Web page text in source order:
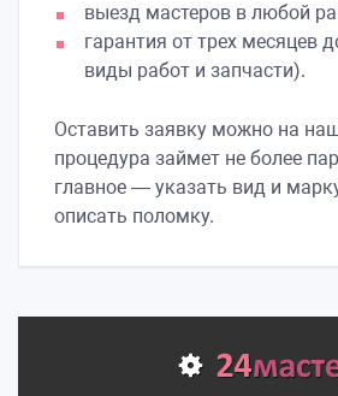
выезд мастеров в любой
гарантия от трех месяцев
виды работ и запчасти).
Оставить заявку можно на
процедура займет не более
главное — указать вид и
описать поломку.